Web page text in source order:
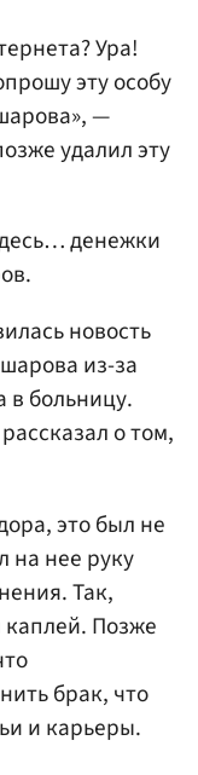
Ура!
эту особу
—
удалил эту
денежки
новость
из-за
в больницу.
о том,
это был не
на нее руку
Так,
Позже
брак, что
и карьеры.